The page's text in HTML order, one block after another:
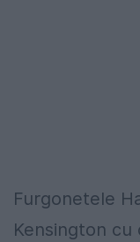
Furgonetele
Kensington cu